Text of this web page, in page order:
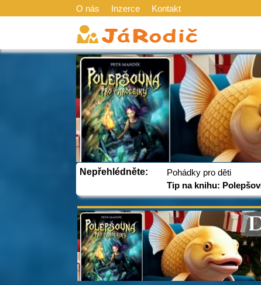
O nás Inzerce Kontakt
Nepřehlédněte:
Pohádky pro děti
Tip na knihu: